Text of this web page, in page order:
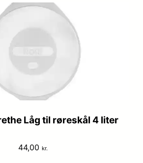
Låg til røreskål 4 liter
44,00 kr.